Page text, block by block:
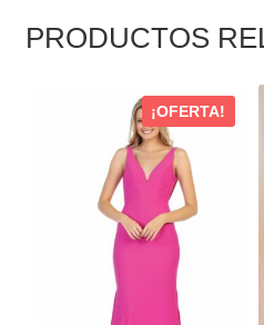
PRODUCTOS
¡OFERTA!
PRODUCTO
MÚLTIPLES
VARIANTES.
OPCIONES
PUEDEN